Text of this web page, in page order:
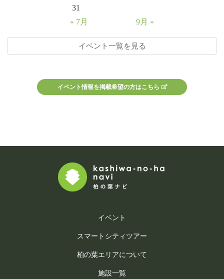
31
« 7月
9月 »
イベント一覧を見る
イベント情報を掲載希望の方はこちら
イベント
スマートシティツアー
柏の葉エリアについて
施設一覧